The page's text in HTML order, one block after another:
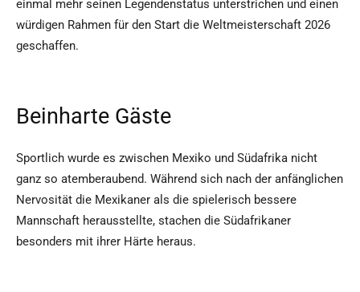
einmal mehr seinen Legendenstatus unterstrichen und einen
würdigen Rahmen für den Start die Weltmeisterschaft 2026
geschaffen.
Beinharte Gäste
Sportlich wurde es zwischen Mexiko und Südafrika nicht
ganz so atemberaubend. Während sich nach der anfänglichen
Nervosität die Mexikaner als die spielerisch bessere
Mannschaft herausstellte, stachen die Südafrikaner
besonders mit ihrer Härte heraus.